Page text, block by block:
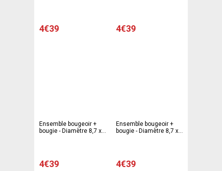
4€39 4€39
Ensemble bougeoir +
bougie - Diamètre 8,7 x
4€39
Ensemble bougeoir +
bougie - Diamètre 8,7 x
4€39